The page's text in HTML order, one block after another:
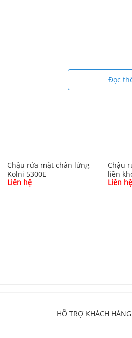
Đọc
Chậu rửa mặt chân lửng
Kolni 5300E
Liên hệ
Chậu
liền
Liên hệ
HỖ TRỢ KHÁCH HÀNG